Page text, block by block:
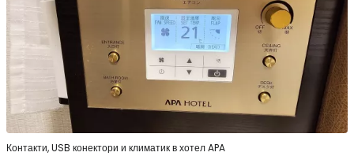
Контакти, USB конектори и климатик в хотел APA